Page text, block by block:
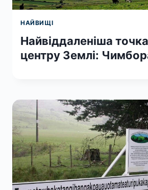
НАЙВИЩІ
Найвіддаленіша
центру Землі: